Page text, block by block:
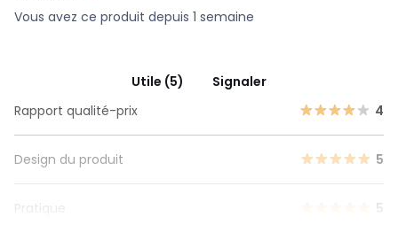
Vous avez ce produit depuis 1 semaine
Utile (5)
Signaler
Rapport qualité-prix
4
Design du produit 5
Pratique 5